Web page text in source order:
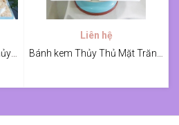
Bánh sinh nhật tạo hình Thủy Thủ Mặt Trăng
Liên hệ
Bánh kem Thủy Thủ Mặt Trăng bằng cookies